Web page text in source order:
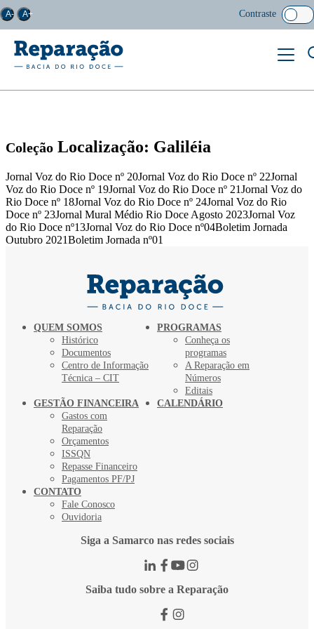
A- A+ Contraste
Coleção Localização: Galiléia
Jornal Voz do Rio Doce nº 20Jornal Voz do Rio Doce nº 22Jornal
Voz do Rio Doce nº 19Jornal Voz do Rio Doce nº 21Jornal Voz do
Rio Doce nº 18Jornal Voz do Rio Doce nº 24Jornal Voz do Rio
Doce nº 23Jornal Mural Médio Rio Doce Agosto 2023Jornal Voz
do Rio Doce nº13Jornal Voz do Rio Doce nº04Boletim Jornada
Outubro 2021Boletim Jornada nº01
QUEM SOMOS
Histórico
Documentos
Centro de Informação
Técnica – CIT
PROGRAMAS
Conheça os
programas
A Reparação em
Números
Editais
GESTÃO FINANCEIRA
Gastos com
Reparação
Orçamentos
ISSQN
Repasse Financeiro
Pagamentos PF/PJ
CALENDÁRIO
CONTATO
Fale Conosco
Ouvidoria
Siga a Samarco nas redes sociais
Saiba tudo sobre a Reparação